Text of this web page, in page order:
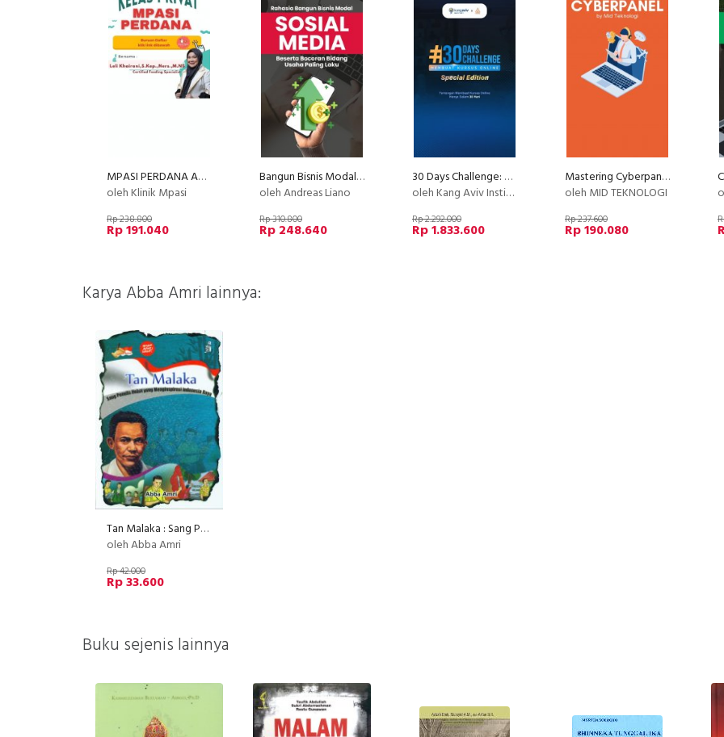
MPASI PERDANA ACADEMY (by Klinik MPASI)
oleh Klinik Mpasi
Rp 238.800
Rp 191.040
Bangun Bisnis Modal Sosial Media
oleh Andreas Liano
Rp 310.800
Rp 248.640
30 Days Challenge: Membuat Kursus Online
oleh Kang Aviv Institute
Rp 2.292.000
Rp 1.833.600
Mastering Cyberpanel
oleh MID TEKNOLOGI
Rp 237.600
Rp 190.080
Karya Abba Amri lainnya:
Tan Malaka : Sang Penulis Hebat yang Menginspirasi Indonesia Raya
oleh Abba Amri
Rp 42.000
Rp 33.600
Buku sejenis lainnya